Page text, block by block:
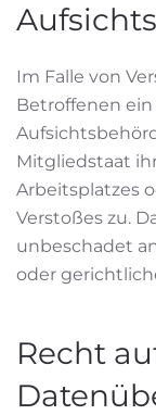
Im Falle von
Betroffenen
Mitgliedstaat
Arbeitsplatzes
Verstoßes zu.
unbeschadet
oder
Recht